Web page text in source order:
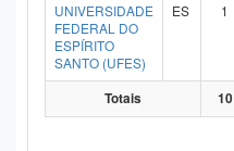
UNIVERSIDADE
FEDERAL DO
ESPÍRITO
SANTO (UFES)
ES 1
Totais 10